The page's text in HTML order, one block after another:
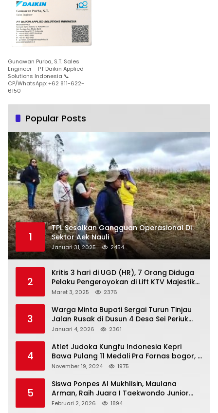
Gunawan Purba, S.T. Sales
Engineer – PT Daikin Applied
Solutions Indonesia 📞
CP/WhatsApp: +62 811-622-
6150
Popular Posts
1
TPL Sesalkan Gangguan Operasional Di
Sektor Aek Nauli
Januari 31, 2025 2454
2
Kritis 3 hari di UGD (HR), 7 Orang Diduga
Pelaku Pengeroyokan di Lift KTV Majestik
Melenggang Bebas, Kantor Hukum JAP
Tanjungpinang
Maret 3, 2025 2376
3
Warga Minta Bupati Sergai Turun Tinjau
Jalan Rusak di Dusun 4 Desa Sei Periuk
Serdang Bedagai
Januari 4, 2026 2361
4
Atlet Judoka Kungfu Indonesia Kepri
Bawa Pulang 11 Medali Pra Fornas bogor, 3
Emas dan 8 Perunggu.
November 19, 2024 1975
5
Siswa Ponpes Al Mukhlisin, Maulana
Arman, Raih Juara I Taekwondo Junior
Putra di Riau National Championship 2026
Februari 2, 2026 1894